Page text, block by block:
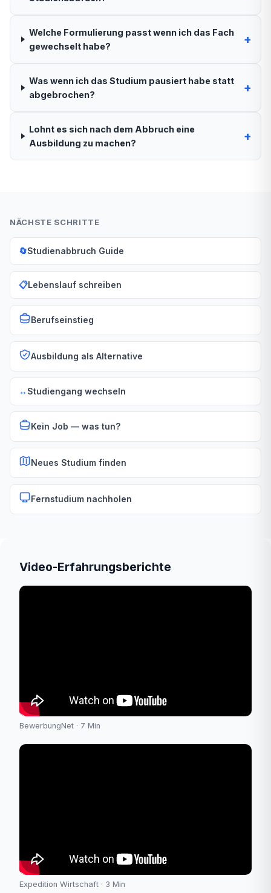
Welche Formulierung passt wenn ich das Fach
gewechselt habe?
+
Was wenn ich das Studium pausiert habe statt
abgebrochen?
+
Lohnt es sich nach dem Abbruch eine
Ausbildung zu machen?
+
NÄCHSTE SCHRITTE
🔄Studienabbruch Guide
📋Lebenslauf schreiben
Berufseinstieg
Ausbildung als Alternative
↔️ Studiengang wechseln
Kein Job — was tun?
Neues Studium finden
Fernstudium nachholen
Video-Erfahrungsberichte
BewerbungNet · 7 Min
Expedition Wirtschaft · 3 Min